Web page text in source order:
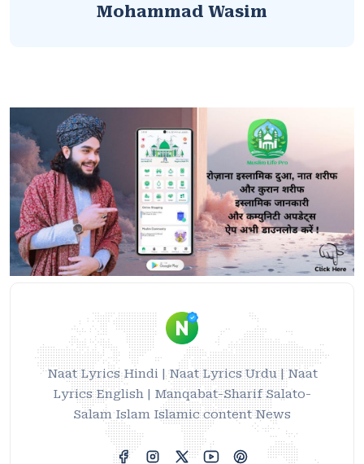
Mohammad Wasim
Naat Lyrics Hindi | Naat Lyrics Urdu | Naat
Lyrics English | Manqabat-Sharif Salato-
Salam Islam Islamic content News